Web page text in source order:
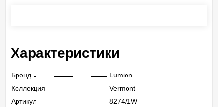
Характеристики
Бренд
Lumion
Коллекция
Vermont
Артикул
8274/1W